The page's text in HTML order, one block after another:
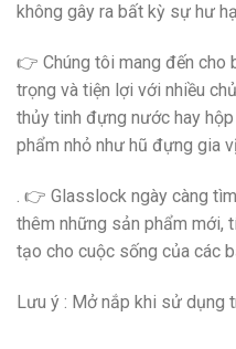
không gây ra bất kỳ sự hư
👉 Chúng tôi mang đến cho
trọng và tiện lợi với nhiều
thủy tinh đựng nước hay
phẩm nhỏ như hũ đựng gia
. 👉 Glasslock ngày càng
thêm những sản phẩm mới,
tạo cho cuộc sống của các
Lưu ý : Mở nắp khi sử dụng